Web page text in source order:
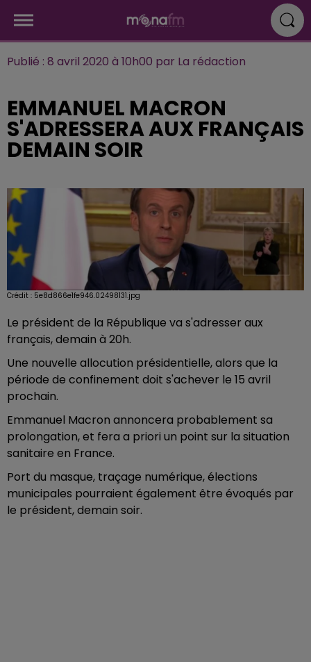
Publié : 8 avril 2020 à 10h00 par La rédaction
EMMANUEL MACRON
S'ADRESSERA AUX FRANÇAIS
DEMAIN SOIR
Crédit : 5e8d866e1fe946.02498131.jpg
Le président de la République va s'adresser aux
français, demain à 20h.
Une nouvelle allocution présidentielle, alors que la
période de confinement doit s'achever le 15 avril
prochain.
Emmanuel Macron annoncera probablement sa
prolongation, et fera a priori un point sur la situation
sanitaire en France.
Port du masque, traçage numérique, élections
municipales pourraient également être évoqués par
le président, demain soir.